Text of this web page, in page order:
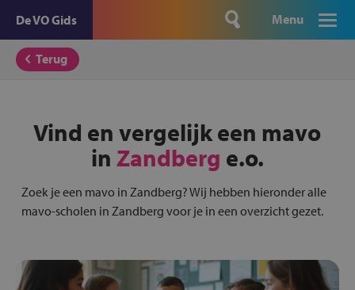
De VO Gids Menu
Terug
Vind en vergelijk een mavo
in Zandberg e.o.
Zoek je een mavo in Zandberg? Wij hebben hieronder alle
mavo-scholen in Zandberg voor je in een overzicht gezet.